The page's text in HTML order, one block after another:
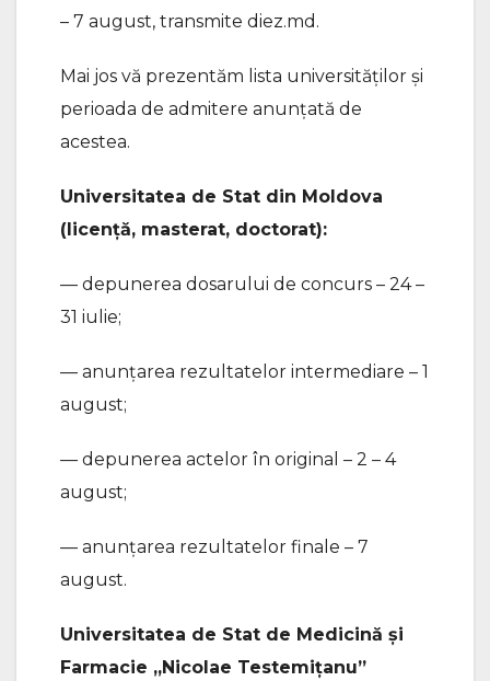
– 7 august, transmite diez.md.
Mai jos vă prezentăm lista universităților și
perioada de admitere anunțată de
acestea.
Universitatea de Stat din Moldova
(licență, masterat, doctorat):
— depunerea dosarului de concurs – 24 –
31 iulie;
— anunțarea rezultatelor intermediare – 1
august;
— depunerea actelor în original – 2 – 4
august;
— anunțarea rezultatelor finale – 7
august.
Universitatea de Stat de Medicină și
Farmacie „Nicolae Testemițanu”